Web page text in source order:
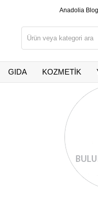
Anadolia Blog
GIDA KOZMETİK